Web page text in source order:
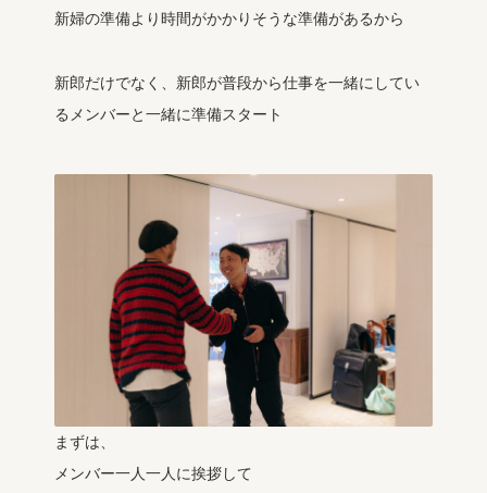
新婦の準備より時間がかかりそうな準備があるから
新郎だけでなく、新郎が普段から仕事を一緒にしてい
るメンバーと一緒に準備スタート
まずは、
メンバー一人一人に挨拶して